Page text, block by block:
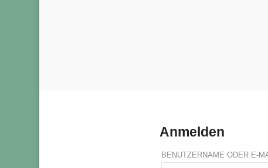
Anmelden
BENUTZERNAME ODER E-